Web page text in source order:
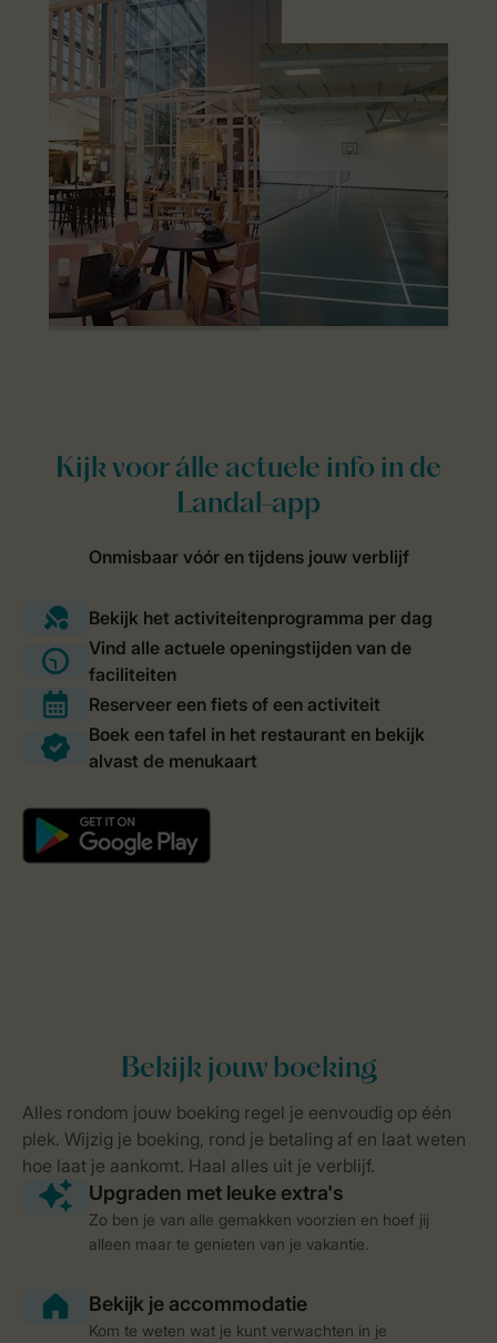
Zo ben je van alle gemakken voorzien en hoef jij
alleen maar te genieten van je vakantie.
Kom te weten wat je kunt verwachten in je